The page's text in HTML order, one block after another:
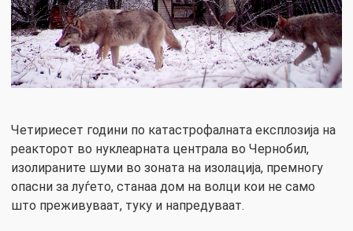
Четириесет години по катастрофалната експлозија на
реакторот во нуклеарната централа во Чернобил,
изолираните шуми во зоната на изолација, премногу
опасни за луѓето, станаа дом на волци кои не само
што преживуваат, туку и напредуваат.